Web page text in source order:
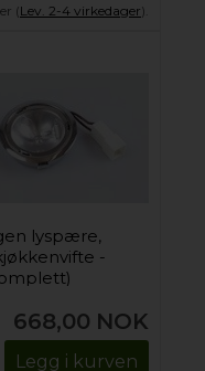
(Lev. 2-4 virkedager).
lyspære,
-
668,00 NOK
Legg i kurven